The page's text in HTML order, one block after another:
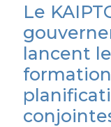
Le
lancent